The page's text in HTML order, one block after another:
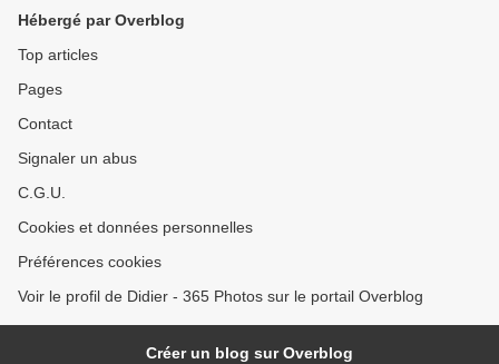
Hébergé par Overblog
Top articles
Pages
Contact
Signaler un abus
C.G.U.
Cookies et données personnelles
Préférences cookies
Voir le profil de Didier - 365 Photos sur le portail Overblog
Créer un blog sur Overblog